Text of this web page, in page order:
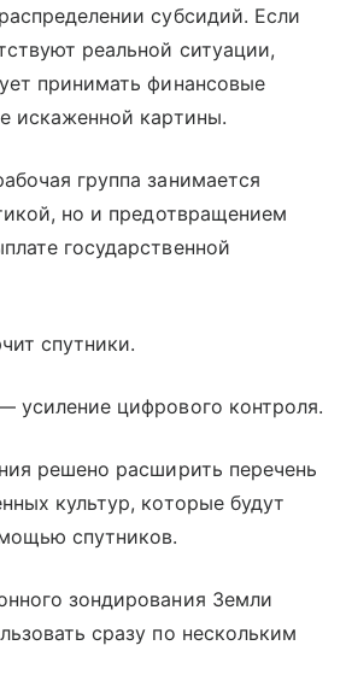
субсидий. Если
реальной ситуации,
принимать финансовые
искаженной картины.
группа занимается
но и предотвращением
государственной
спутники.
усиление цифрового контроля.
решено расширить перечень
культур, которые будут
спутников.
зондирования Земли
сразу по нескольким